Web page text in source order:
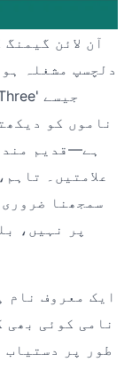
آن لائن
دلچسپ مشغلہ
ناموں کو
ہے—قدیم
علامتیں۔
سمجھنا
پر نہیں،
طور پر دستیاب